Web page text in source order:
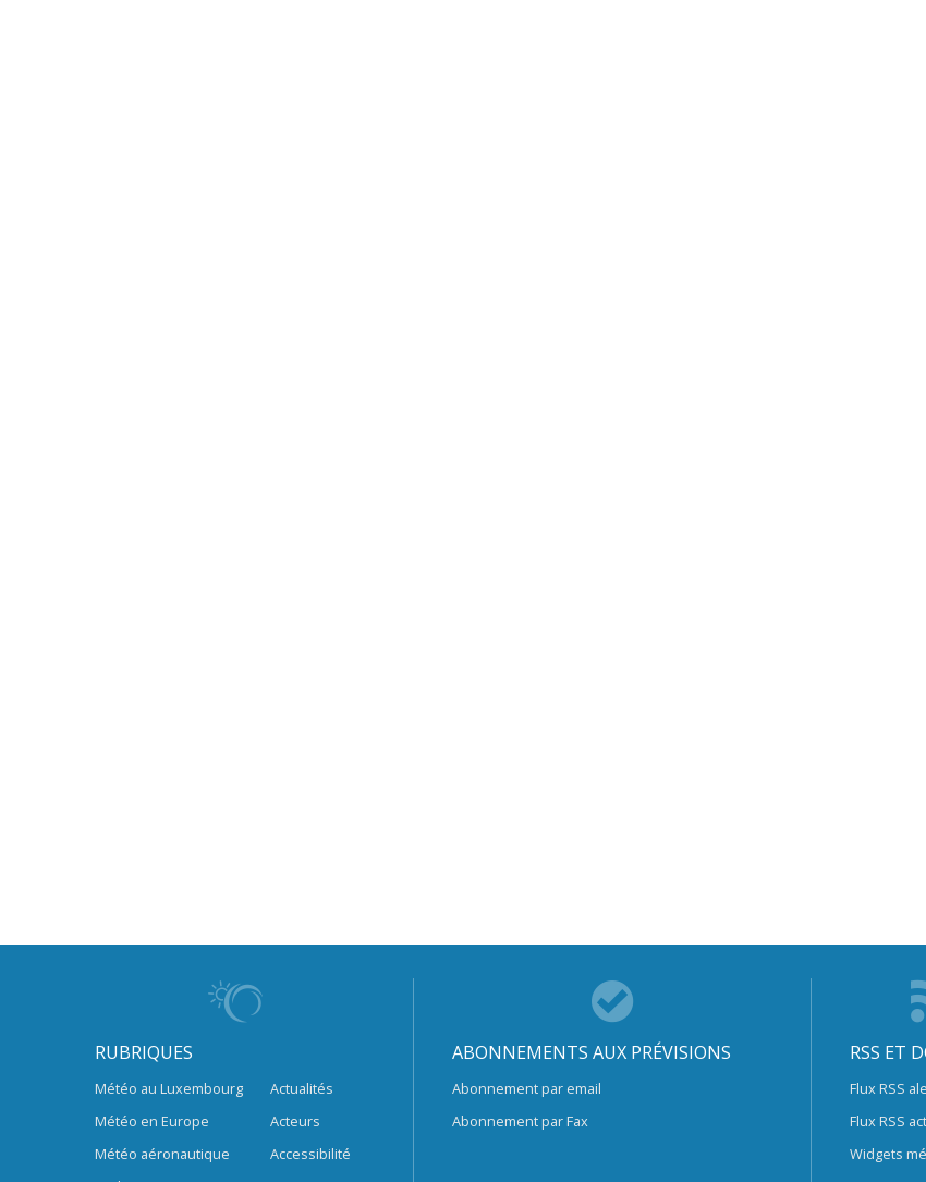
RUBRIQUES
Météo au Luxembourg
Météo en Europe
Météo aéronautique
Actualités
Acteurs
Accessibilité
ABONNEMENTS AUX PRÉVISIONS
Abonnement par email
Abonnement par Fax
RSS ET
Flux RSS
Flux RSS
Widgets